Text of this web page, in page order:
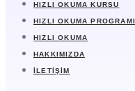
HIZLI OKUMA KURSU
HIZLI OKUMA PROGRAMI
HIZLI OKUMA
HAKKIMIZDA
İLETIŞIM